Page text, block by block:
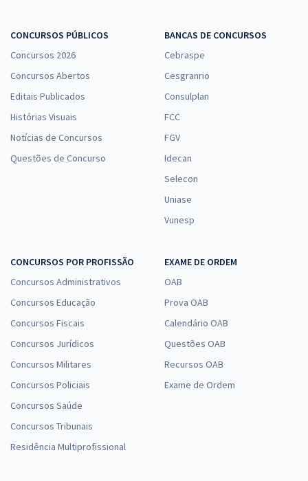
CONCURSOS PÚBLICOS
Concursos 2026
Concursos Abertos
Editais Publicados
Histórias Visuais
Notícias de Concursos
Questões de Concurso
BANCAS DE CONCURSOS
Cebraspe
Cesgranrio
Consulplan
FCC
FGV
Idecan
Selecon
Uniase
Vunesp
CONCURSOS POR PROFISSÃO
Concursos Administrativos
Concursos Educação
Concursos Fiscais
Concursos Jurídicos
Concursos Militares
Concursos Policiais
Concursos Saúde
Concursos Tribunais
Residência Multiprofissional
EXAME DE ORDEM
OAB
Prova OAB
Calendário OAB
Questões OAB
Recursos OAB
Exame de Ordem